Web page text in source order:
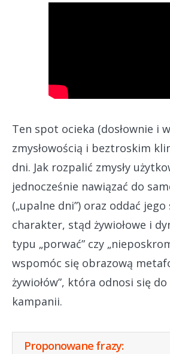
Ten spot ocieka (dosłownie i
zmysłowością i beztroskim
dni. Jak rozpalić zmysły
jednocześnie nawiązać do
(„upalne dni”) oraz oddać jego
charakter, stąd żywiołowe i
typu „porwać” czy
wspomóc się obrazową
żywiołów”, która odnosi się
kampanii.
Proponowane frazy: